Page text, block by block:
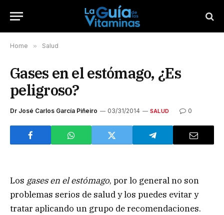
Home » Salud
Gases en el estómago, ¿Es
peligroso?
Dr José Carlos García Piñeiro 03/31/2014 SALUD 0
Los gases en el estómago, por lo general no son
problemas serios de salud y los puedes evitar y
tratar aplicando un grupo de recomendaciones.